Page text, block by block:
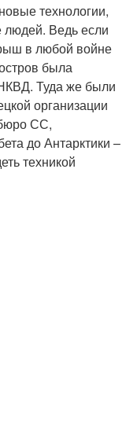
технологии,
людей. Ведь если
в любой войне
была
Туда же были
организации
СС,
до Антарктики –
техникой